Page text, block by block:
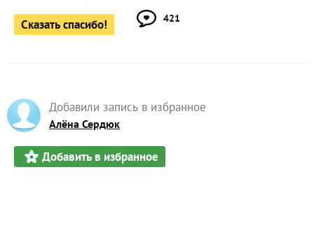
Сказать спасибо! 421
Добавили запись в избранное
Алёна Сердюк
Добавить в избранное